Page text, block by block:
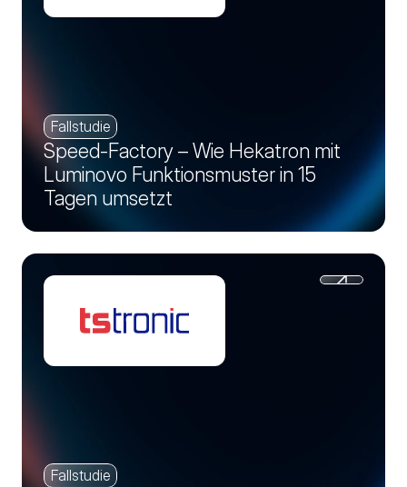
Fallstudie
Speed-Factory – Wie Hekatron mit
Luminovo Funktionsmuster in 15
Tagen umsetzt
Fallstudie